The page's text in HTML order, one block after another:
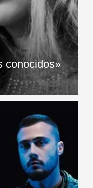
conocidos»